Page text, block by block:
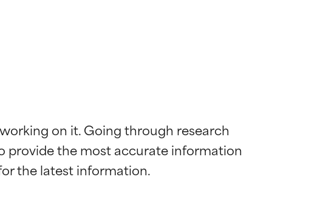
on it. Going through research
provide the most accurate information